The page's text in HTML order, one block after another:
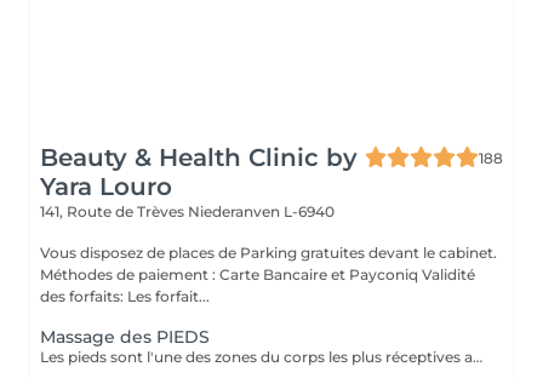
Beauty & Health Clinic by
Yara Louro
188
141, Route de Trèves Niederanven L-6940
Vous disposez de places de Parking gratuites devant le cabinet.
Méthodes de paiement : Carte Bancaire et Payconiq Validité
des forfaits: Les forfait...
Massage des PIEDS
Les pieds sont l'une des zones du corps les plus réceptives au massage. Sous la pression des mains du thérapeute le massage des pieds permet de soulager vos maux, des pieds à la tête. Réceptifs et sensibles au toucher, vos pieds ressentent profondément les bienfaits apaisants d'un massage. Pour une détente entière du corps, une sensation de légèreté et une relaxation profonde, lâchez prise et laissez le professionnel agir sur vos pieds. Grâce aux pressions et massages, retrouvez votre équilibre profond, évacuez les tensions et évacuez le stress accumulé. Agissant aussi sur vos hormones, le massage des pieds ne soulage pas seulement votre corps, mais aussi votre esprit.